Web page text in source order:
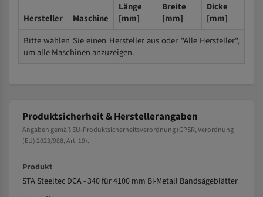
Hersteller Maschine
Länge
[mm]
Breite
[mm]
Dicke
[mm]
Bitte wählen Sie einen Hersteller aus oder "Alle Hersteller",
um alle Maschinen anzuzeigen.
Produktsicherheit & Herstellerangaben
Angaben gemäß EU-Produktsicherheitsverordnung (GPSR, Verordnung
(EU) 2023/988, Art. 19).
Produkt
STA Steeltec DCA - 340 für 4100 mm Bi-Metall Bandsägeblätter